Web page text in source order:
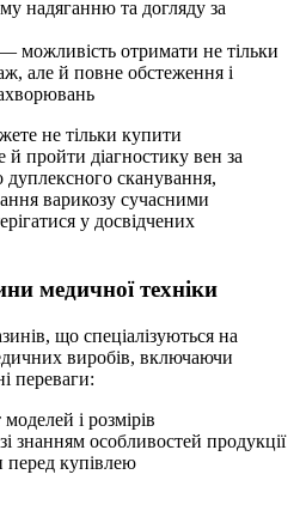
надяганню та догляду за
можливість отримати не тільки
але й повне обстеження і
не тільки купити
пройти діагностику вен за
дуплексного сканування,
варикозу сучасними
у досвідчених
медичної техніки
що спеціалізуються на
виробів, включаючи
переваги:
і розмірів
знанням особливостей продукції
купівлею